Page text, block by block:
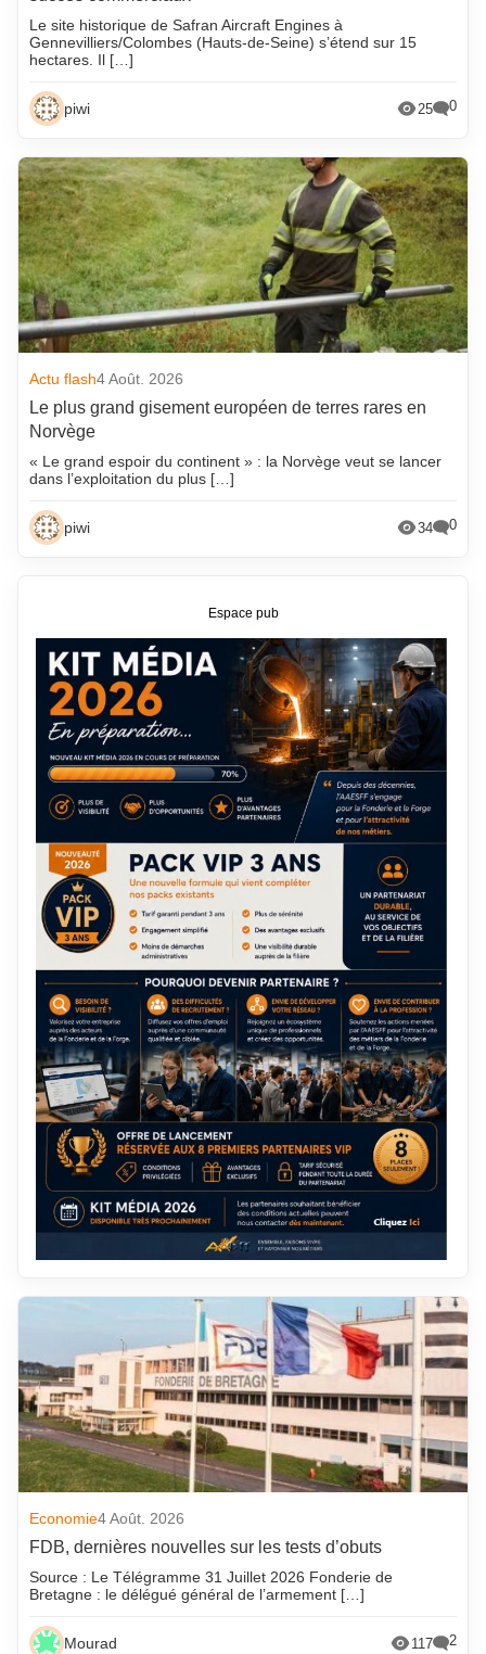
Le site historique de Safran Aircraft Engines à
Gennevilliers/Colombes (Hauts-de-Seine) s’étend sur 15
hectares. Il […]
piwi 25 0
Actu flash4 Août. 2026
Le plus grand gisement européen de terres rares en
Norvège
« Le grand espoir du continent » : la Norvège veut se lancer
dans l’exploitation du plus […]
piwi 34 0
Economie4 Août. 2026
FDB, dernières nouvelles sur les tests d’obuts
Source : Le Télégramme 31 Juillet 2026 Fonderie de
Bretagne : le délégué général de l’armement […]
Mourad 117 2
Espace pub